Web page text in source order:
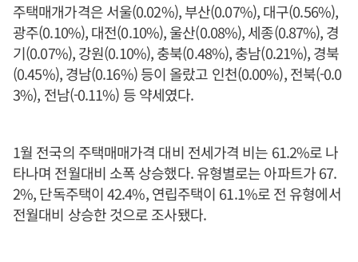
주택매개가격은 서울(0.02%), 부산(0.07%), 대구(0.56%),
광주(0.10%), 대전(0.10%), 울산(0.08%), 세종(0.87%), 경
기(0.07%), 강원(0.10%), 충북(0.48%), 충남(0.21%), 경북
(0.45%), 경남(0.16%) 등이 올랐고 인천(0.00%), 전북(-0.0
3%), 전남(-0.11%) 등 약세였다.
1월 전국의 주택매매가격 대비 전세가격 비는 61.2%로 나
타나며 전월대비 소폭 상승했다. 유형별로는 아파트가 67.
2%, 단독주택이 42.4%, 연립주택이 61.1%로 전 유형에서
전월대비 상승한 것으로 조사됐다.